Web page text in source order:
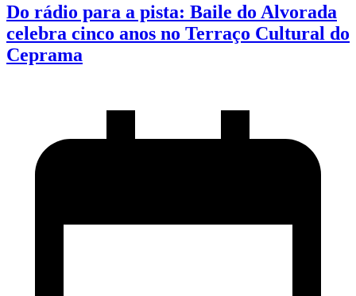
Do rádio para a pista: Baile do Alvorada
celebra cinco anos no Terraço Cultural do
Ceprama